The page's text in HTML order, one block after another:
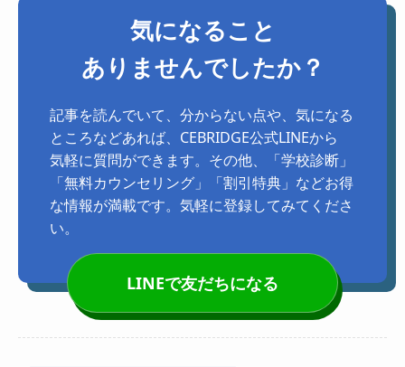
気になること
ありませんでしたか？
記事を読んでいて、分からない点や、気になる
ところなどあれば、CEBRIDGE公式LINEから
気軽に質問ができます。その他、「学校診断」
「無料カウンセリング」「割引特典」などお得
な情報が満載です。気軽に登録してみてくださ
い。
LINEで友だちになる